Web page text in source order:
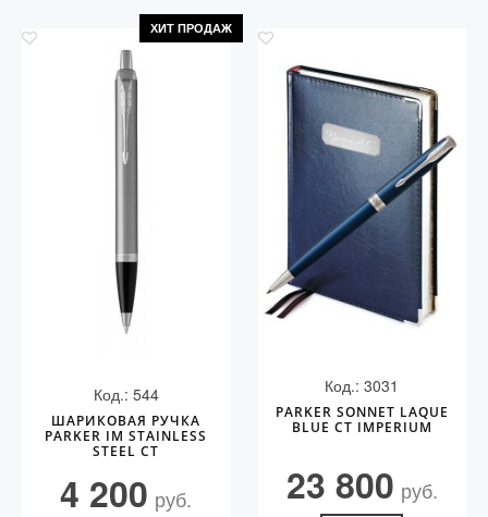
ХИТ ПРОДАЖ
Код.: 544
ШАРИКОВАЯ РУЧКА
PARKER IM STAINLESS
STEEL CT
4 200 руб.
Код.: 3031
PARKER SONNET LAQUE
BLUE CT IMPERIUM
23 800 руб.